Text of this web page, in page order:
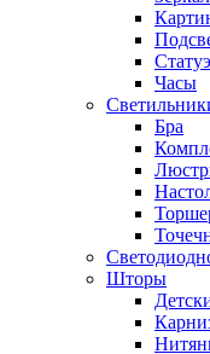
Часы
Бра
Шторы